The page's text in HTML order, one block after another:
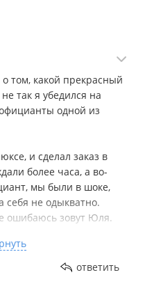
том, какой прекрасный
так я убедился на
одной из
и сделал заказ в
более часа, а во-
мы были в шоке,
себя не одыкватно.
ошибаюсь зовут Юля.
мы люди не жадные,
сдача составляет
Звонили на бар,
ответить